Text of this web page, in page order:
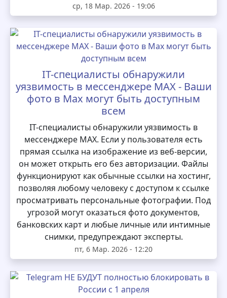
ср, 18 Мар. 2026 - 19:06
IT-специалисты обнаружили
уязвимость в мессенджере MAX - Ваши
фото в Max могут быть доступным
всем
IT-специалисты обнаружили уязвимость в
мессенджере MAX. Если у пользователя есть
прямая ссылка на изображение из веб-версии,
он может открыть его без авторизации. Файлы
функционируют как обычные ссылки на хостинг,
позволяя любому человеку с доступом к ссылке
просматривать персональные фотографии. Под
угрозой могут оказаться фото документов,
банковских карт и любые личные или интимные
снимки, предупреждают эксперты.
пт, 6 Мар. 2026 - 12:20